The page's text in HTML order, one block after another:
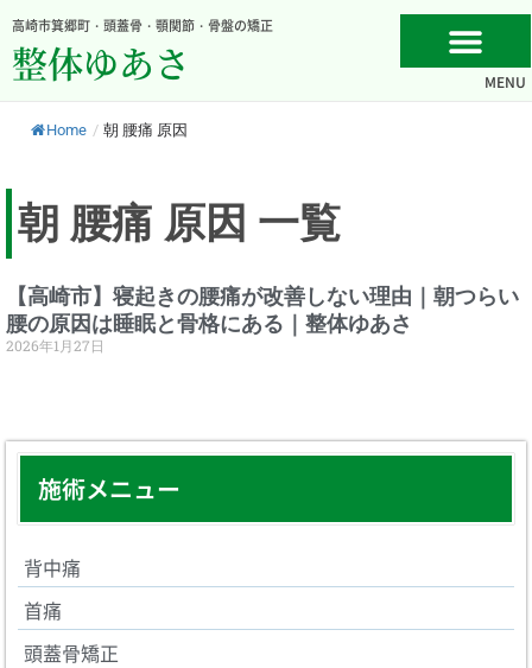
容
を
高崎市箕郷町・頭蓋骨・顎関節・骨盤の矯正
整体ゆあさ MENU
Home / 朝 腰痛 原因
施術メニュー
背中痛
首痛
頭蓋骨矯正
朝 腰痛 原因 一覧
【高崎市】寝起きの腰痛が改善しない理由｜朝つらい
腰の原因は睡眠と骨格にある｜整体ゆあさ
2026年1月27日